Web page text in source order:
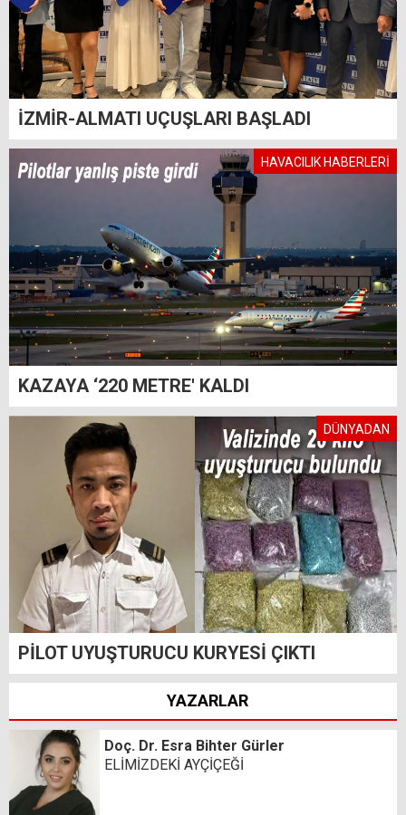
İZMİR-ALMATI UÇUŞLARI BAŞLADI
HAVACILIK HABERLERİ
KAZAYA ‘220 METRE' KALDI
DÜNYADAN
PİLOT UYUŞTURUCU KURYESİ ÇIKTI
YAZARLAR
Doç. Dr. Esra Bihter Gürler
ELİMİZDEKİ AYÇİÇEĞİ